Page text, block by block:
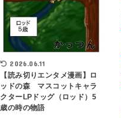
2026.06.11
【読み切りエンタメ漫画】ロ
ッドの森 マスコットキャラ
クターLPドッグ（ロッド）5
歳の時の物語